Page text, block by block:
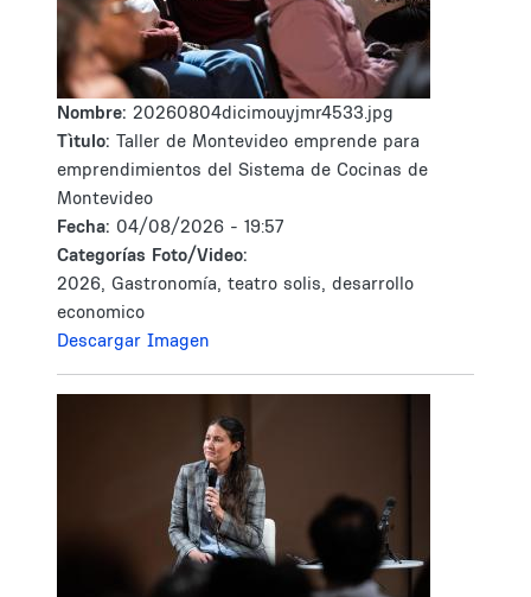
Nombre: 20260804dicimouyjmr4533.jpg
Tìtulo: Taller de Montevideo emprende para
emprendimientos del Sistema de Cocinas de
Montevideo
Fecha: 04/08/2026 - 19:57
Categorías Foto/Video:
2026, Gastronomía, teatro solis, desarrollo
economico
Descargar Imagen